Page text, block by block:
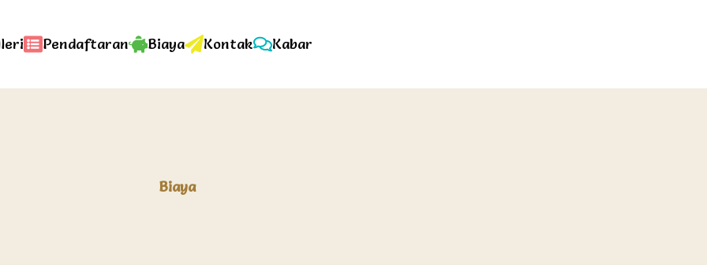
Pendaftaran Biaya Kontak Kabar
Biaya